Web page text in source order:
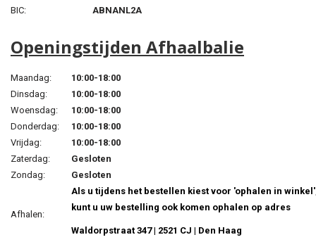
BIC:
ABNANL2A
Openingstijden Afhaalbalie
Maandag:
10:00-18:00
Dinsdag:
10:00-18:00
Woensdag:
10:00-18:00
Donderdag:
10:00-18:00
Vrijdag:
10:00-18:00
Zaterdag:
Gesloten
Zondag:
Gesloten
Afhalen:
Als u tijdens het bestellen kiest voor 'ophalen in
kunt u uw bestelling ook komen ophalen op adres
Waldorpstraat 347 | 2521 CJ | Den Haag